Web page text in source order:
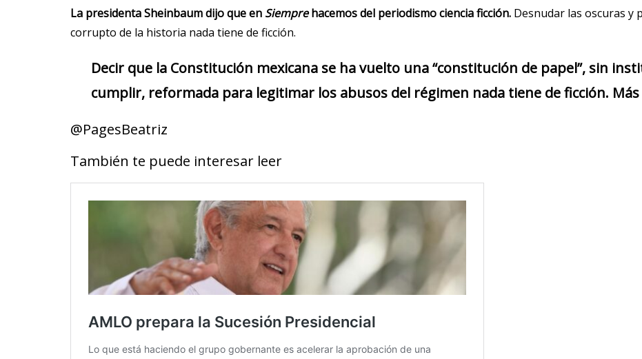
La presidenta Sheinbaum dijo que en Siemprehacemos del periodismo ciencia ficción. Desnudar las oscuras y
corrupto de la historia nada tiene de ficción.
Decir que la Constitución mexicana se ha vuelto una “constitución de papel”, sin
cumplir, reformada para legitimar los abusos del régimen nada tiene de ficción.
@PagesBeatriz
También te puede interesar leer